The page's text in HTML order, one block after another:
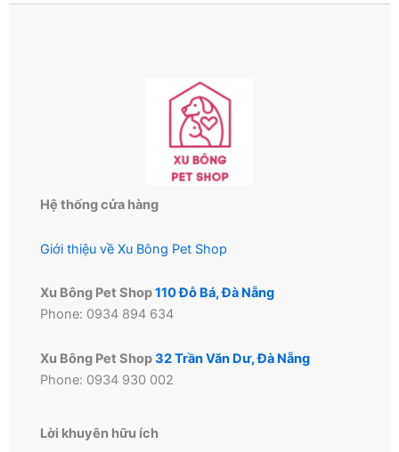
Hệ thống cửa hàng
Giới thiệu về Xu Bông Pet Shop
Xu Bông Pet Shop110 Đỗ Bá, Đà Nẵng
Phone: 0934 894 634
Xu Bông Pet Shop32 Trần Văn Dư, Đà Nẵng
Phone: 0934 930 002
Lời khuyên hữu ích